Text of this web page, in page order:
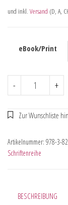
und inkl. Versand (D, A,
eBook/Print
- +
Artikelnummer: 978-3-
Schriftenreihe
BESCHREIBUNG